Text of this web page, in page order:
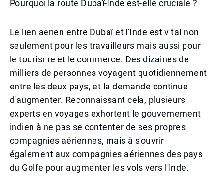
Pourquoi la route Dubaï-Inde est-elle cruciale ?
Le lien aérien entre Dubaï et l'Inde est vital non
seulement pour les travailleurs mais aussi pour
le tourisme et le commerce. Des dizaines de
milliers de personnes voyagent quotidiennement
entre les deux pays, et la demande continue
d'augmenter. Reconnaissant cela, plusieurs
experts en voyages exhortent le gouvernement
indien à ne pas se contenter de ses propres
compagnies aériennes, mais à s'ouvrir
également aux compagnies aériennes des pays
du Golfe pour augmenter les vols vers l'Inde.